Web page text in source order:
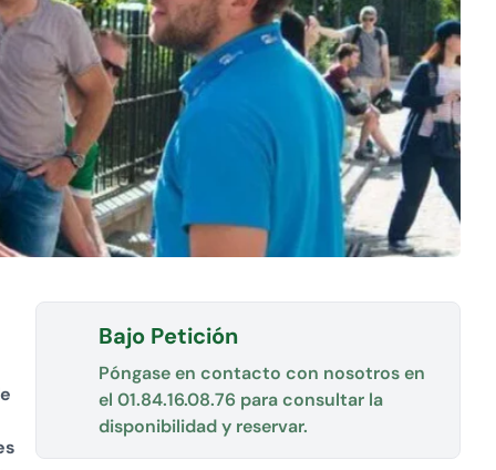
Bajo Petición
Póngase en contacto con nosotros en
el 01.84.16.08.76 para consultar la
disponibilidad y reservar.